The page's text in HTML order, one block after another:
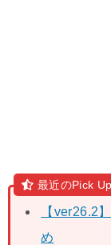
最近のPick
【ver26.2
め